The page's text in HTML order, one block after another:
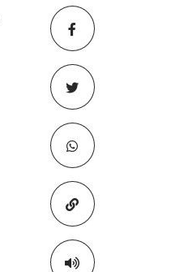
Copiar para